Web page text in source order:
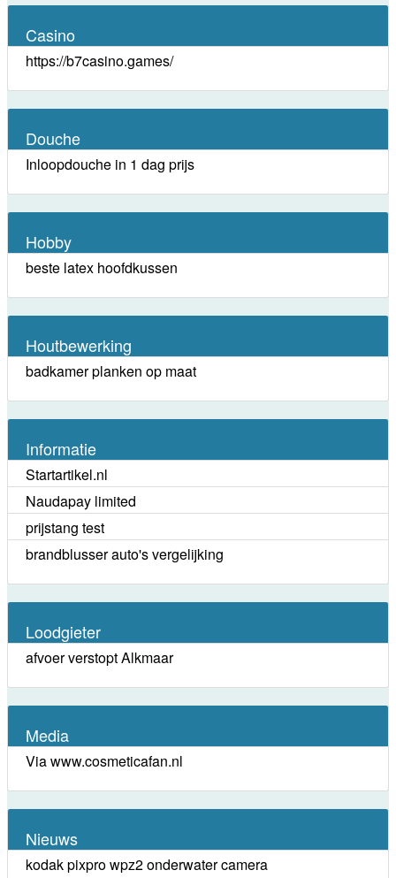
Casino
https://b7casino.games/
Douche
Inloopdouche in 1 dag prijs
Hobby
beste latex hoofdkussen
Houtbewerking
badkamer planken op maat
Informatie
Startartikel.nl
Naudapay limited
prijstang test
brandblusser auto's vergelijking
Loodgieter
afvoer verstopt Alkmaar
Media
Via www.cosmeticafan.nl
Nieuws
kodak pixpro wpz2 onderwater camera